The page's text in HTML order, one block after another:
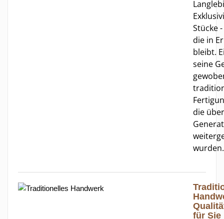
Stücke
die in
bleibt.
seine
die über
wurden.
für Sie